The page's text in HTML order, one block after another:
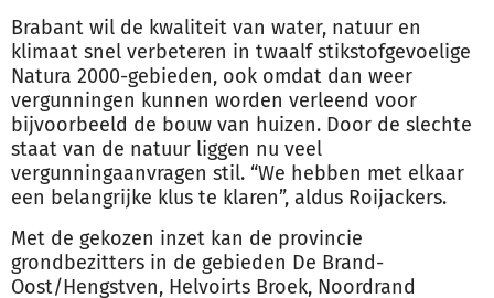
Brabant wil de kwaliteit van water, natuur en
klimaat snel verbeteren in twaalf stikstofgevoelige
Natura 2000-gebieden, ook omdat dan weer
vergunningen kunnen worden verleend voor
bijvoorbeeld de bouw van huizen. Door de slechte
staat van de natuur liggen nu veel
vergunningaanvragen stil. “We hebben met elkaar
een belangrijke klus te klaren”, aldus Roijackers.
Met de gekozen inzet kan de provincie
grondbezitters in de gebieden De Brand-
Oost/Hengstven, Helvoirts Broek, Noordrand